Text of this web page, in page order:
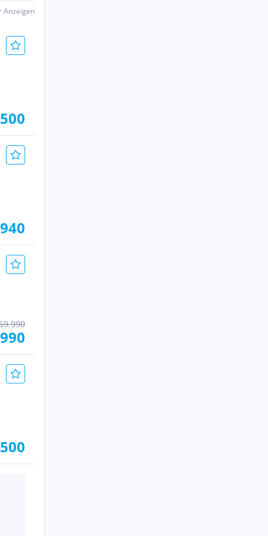
Anzeigen